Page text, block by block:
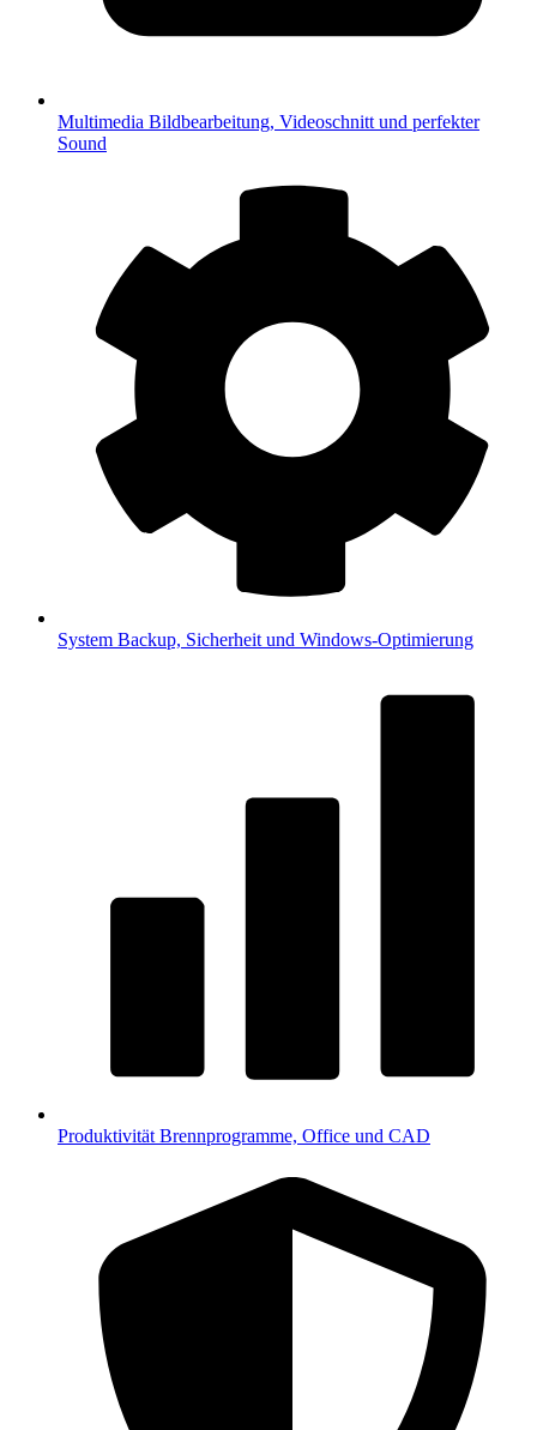
Multimedia Bildbearbeitung, Videoschnitt und perfekter
Sound
System Backup, Sicherheit und Windows-Optimierung
Produktivität Brennprogramme, Office und CAD